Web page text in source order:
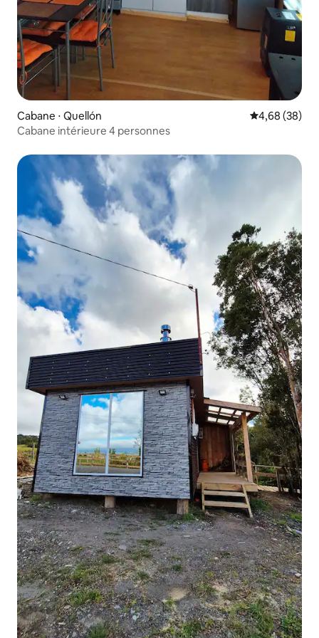
Cabane ⋅ Quellón Évaluation
4,68 (38)
Cabane intérieure 4 personnes